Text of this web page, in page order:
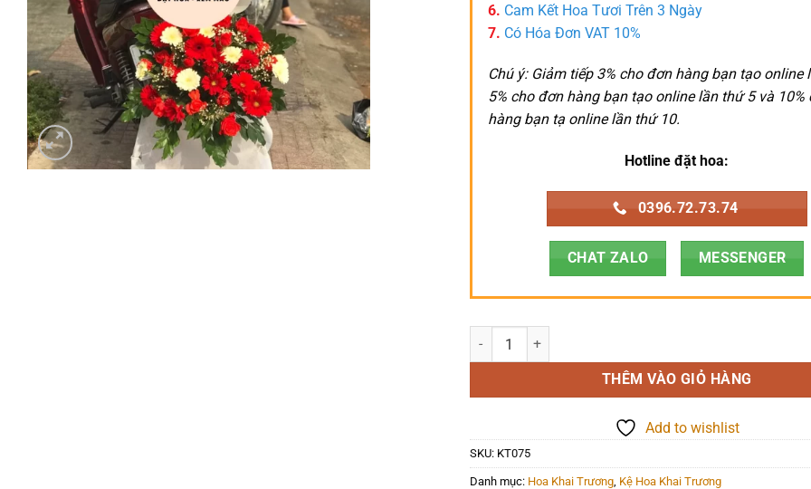
6. Cam Kết Hoa Tươi Trên 3 Ngày
7. Có Hóa Đơn VAT 10%
Chú ý: Giảm tiếp 3% cho đơn hàng bạn tạo online
5% cho đơn hàng bạn tạo online lần thứ 5 và 10%
hàng bạn tạ online lần thứ 10.
Hotline đặt hoa:
0396.72.73.74
CHAT ZALO MESSENGER
Hoa Khai Trương - Vạn Điều May Mắn - KT075 số lượng
THÊM VÀO GIỎ HÀNG
Add to wishlist
SKU: KT075
Danh mục: Hoa Khai Trương, Kệ Hoa Khai Trương